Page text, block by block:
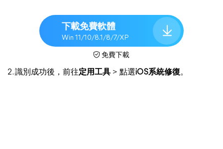
下載免費軟體
Win 11/10/8.1/8/7/XP
免費下載
2. 識別成功後，前往定用工具 > 點選iOS系統修復。